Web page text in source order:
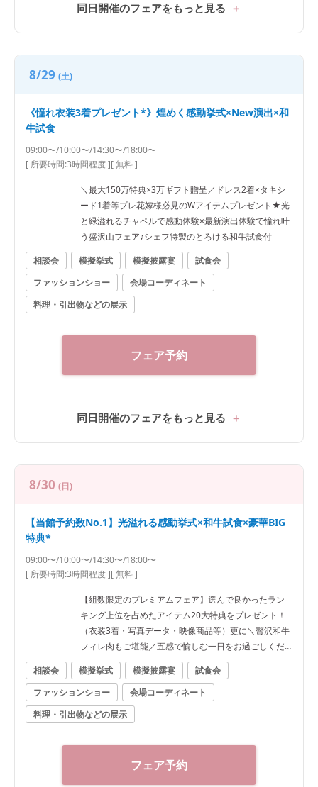
同日開催のフェアをもっと見る
8/29 (土)
《憧れ衣装3着プレゼント*》煌めく感動挙式×New演出×和
牛試食
09:00〜/10:00〜/14:30〜/18:00〜
[ 所要時間:3時間程度][ 無料 ]
＼最大150万特典×3万ギフト贈呈／ドレス2着×タキシ
ード1着等プレ花嫁様必見のWアイテムプレゼント★光
と緑溢れるチャペルで感動体験×最新演出体験で憧れ叶
う盛沢山フェア♪シェフ特製のとろける和牛試食付
相談会
模擬挙式 模擬披露宴
試食会
ファッションショー
会場コーディネート
料理・引出物などの展示
フェア予約
同日開催のフェアをもっと見る
8/30 (日)
【当館予約数No.1】光溢れる感動挙式×和牛試食×豪華BIG
特典*
09:00〜/10:00〜/14:30〜/18:00〜
[ 所要時間:3時間程度][ 無料 ]
【組数限定のプレミアムフェア】選んで良かったラン
キング上位を占めたアイテム20大特典をプレゼント！
（衣装3着・写真データ・映像商品等）更に＼贅沢和牛
フィレ肉もご堪能／五感で愉しむ一日をお過ごしくだ
さい！
相談会 模擬挙式 模擬披露宴
試食会
ファッションショー
会場コーディネート
料理・引出物などの展示
フェア予約